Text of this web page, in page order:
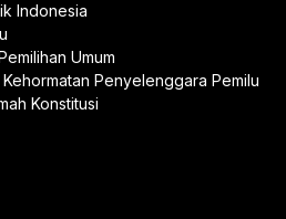
Indonesia
Umum
Penyelenggara Pemilu
Konstitusi